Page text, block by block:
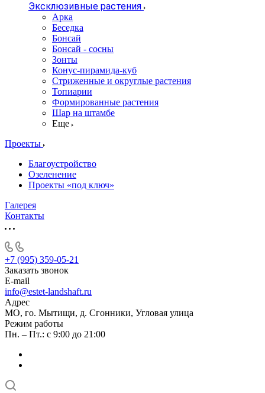
Эксклюзивные растения
Арка
Беседка
Бонсай
Бонсай - сосны
Зонты
Конус-пирамида-куб
Стриженные и округлые растения
Топиарии
Формированные растения
Шар на штамбе
Еще
Проекты
Благоустройство
Озеленение
Проекты «под ключ»
Галерея
Контакты
+7 (995) 359-05-21
Заказать звонок
E-mail
info@estet-landshaft.ru
Адрес
МО, го. Мытищи, д. Сгонники, Угловая улица
Режим работы
Пн. – Пт.: с 9:00 до 21:00